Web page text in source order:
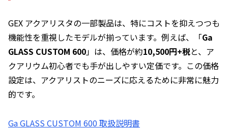
GEX アクアリスタの一部製品は、特にコストを抑えつつも
機能性を重視したモデルが揃っています。例えば、「Ga
GLASS CUSTOM 600」は、価格が約10,500円+税と、ア
クアリウム初心者でも手が出しやすい定価です。この価格
設定は、アクアリストのニーズに応えるために非常に魅力
的です。
Ga GLASS CUSTOM 600 取扱説明書